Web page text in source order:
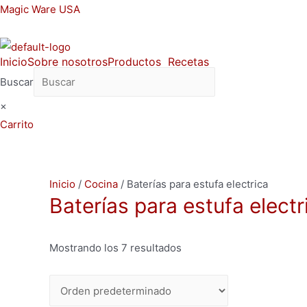
Ir
contenido
Magic Ware USA
InicioSobre nosotrosProductos Recetas
Buscar
×
Carrito
Inicio / Cocina / Baterías para estufa electrica
Baterías para estufa
Mostrando los 7 resultados